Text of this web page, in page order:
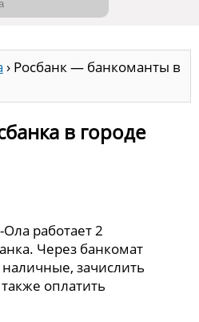
› Росбанк — банкоманты в
в городе
работает 2
Через банкомат
зачислить
оплатить